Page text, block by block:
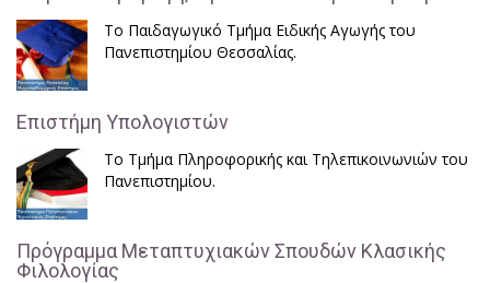
Το Παιδαγωγικό Τμήμα Ειδικής Αγωγής του
Πανεπιστημίου Θεσσαλίας.
Επιστήμη Υπολογιστών
Το Τμήμα Πληροφορικής και Τηλεπικοινωνιών του
Πανεπιστημίου.
Πρόγραμμα Μεταπτυχιακών Σπουδών Κλασικής
Φιλολογίας